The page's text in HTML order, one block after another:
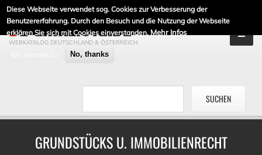
Diese Webseite verwendet sog. Cookies zur Verbesserung der
Benutzererfahrung. Durch den Besuch und die Nutzung der Webseite
erklären Sie sich mit Cookies einverstanden. Mehr Infos
No, thanks
DE-LINKLISTE.DE
WEBKATALOG DEUTSCHLAND & ÖSTERREICH
GRUNDSTÜCKS U. IMMOBILIENRECHT